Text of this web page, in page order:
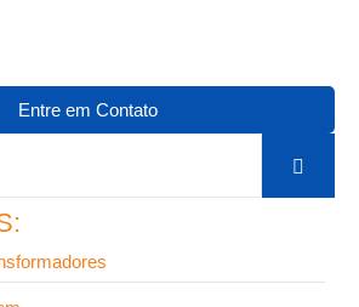
Entre em Contato